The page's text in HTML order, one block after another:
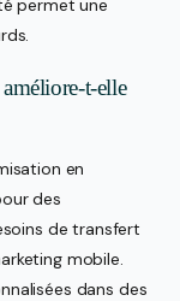
permet une
t-elle
en
des
de transfert
mobile.
dans des